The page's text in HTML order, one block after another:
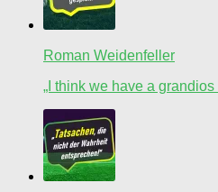
Roman Weidenfeller
„I think we have a